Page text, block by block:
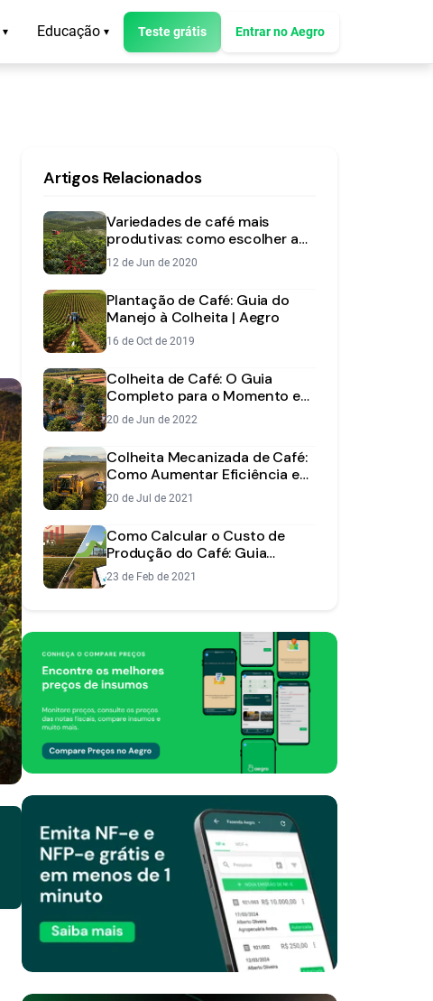
▾ Educação ▾ Teste grátis Entrar no Aegro
Artigos Relacionados
Variedades de café mais
produtivas: como escolher a
ideal para sua fazenda?
12 de Jun de 2020
Plantação de Café: Guia do
Manejo à Colheita | Aegro
16 de Oct de 2019
Colheita de Café: O Guia
Completo para o Momento e
Método Ideal
20 de Jun de 2022
Colheita Mecanizada de Café:
Como Aumentar Eficiência e
Reduzir Custos
20 de Jul de 2021
Como Calcular o Custo de
Produção do Café: Guia
Completo e Prático
23 de Feb de 2021